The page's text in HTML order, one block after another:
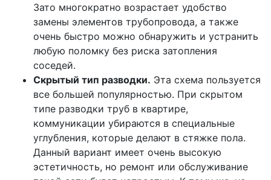
Зато многократно возрастает удобство
замены элементов трубопровода, а также
очень быстро можно обнаружить и устранить
любую поломку без риска затопления
соседей.
Скрытый тип разводки. Эта схема пользуется
все большей популярностью. При скрытом
типе разводки труб в квартире,
коммуникации убираются в специальные
углубления, которые делают в стяжке пола.
Данный вариант имеет очень высокую
эстетичность, но ремонт или обслуживание